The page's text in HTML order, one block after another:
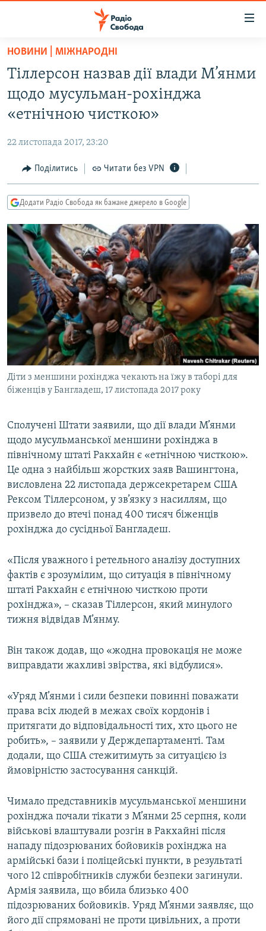
Перейти
основного
матеріалу
до
основної
Перейти
до
пошуку
ВСЕ ЗА ДОБУ
ЕКОНОМІКА
СУСПІЛЬСТВО
УКРАЇНА
СВІТ
РОСІЙСЬКА «ФІЛЬТРАЦІЯ»
ДОНБАС.РЕАЛІЇ
ТИ ЯК?
СХЕМИ
КИТАЙ.ВИКЛИКИ
МУЛЬТИМЕДІА
ФОТО
СПЕЦПРОЄКТИ
ПОДКАСТИ
КРИМ РЕАЛІЇ
РУС
КТАТ
ДОЛУЧАЙСЯ!
НОВИНИ | МІЖНАРОДНІ
Тіллерсон назвав дії влади М’янми
щодо мусульман-рохінджа
«етнічною чисткою»
22 листопада 2017, 23:20
Поділитись Читати без VPN
Додати Радіо Свобода як бажане джерело в Google
Діти з меншини рохінджа чекають на їжу в таборі для
біженців у Бангладеш, 17 листопада 2017 року
Сполучені Штати заявили, що дії влади М’янми
щодо мусульманської меншини рохінджа в
північному штаті Ракхайн є «етнічною чисткою».
Це одна з найбільш жорстких заяв Вашингтона,
висловлена 22 листопада держсекретарем США
Рексом Тіллерсоном, у зв’язку з насиллям, що
призвело до втечі понад 400 тисяч біженців
рохінджа до сусідньої Бангладеш.
«Після уважного і ретельного аналізу доступних
фактів є зрозумілим, що ситуація в північному
штаті Ракхайн є етнічною чисткою проти
рохінджа», – сказав Тіллерсон, який минулого
тижня відвідав М’янму.
Він також додав, що «жодна провокація не може
виправдати жахливі звірства, які відбулися».
«Уряд М’янми і сили безпеки повинні поважати
права всіх людей в межах своїх кордонів і
притягати до відповідальності тих, хто цього не
робить», – заявили у Держдепартаменті. Там
додали, що США стежитимуть за ситуацією із
ймовірністю застосування санкцій.
Чимало представників мусульманської меншини
рохінджа почали тікати з М’янми 25 серпня, коли
військові влаштували розгін в Ракхайні після
нападу підозрюваних бойовиків рохінджа на
армійські бази і поліцейські пункти, в результаті
чого 12 співробітників служби безпеки загинули.
Армія заявила, що вбила близько 400
підозрюваних бойовиків. Уряд М’янми заявляє, що
його дії спрямовані не проти цивільних, а проти